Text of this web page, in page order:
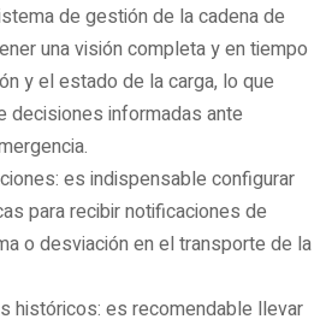
de gestión de la cadena de
una visión completa y en tiempo
y el estado de la carga, lo que
decisiones informadas ante
es indispensable configurar
para recibir notificaciones de
o desviación en el transporte de la
históricos: es recomendable llevar